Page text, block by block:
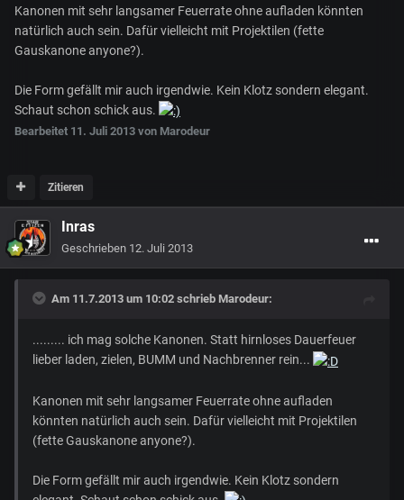
Kanonen mit sehr langsamer Feuerrate ohne aufladen könnten
natürlich auch sein. Dafür vielleicht mit Projektilen (fette
Gauskanone anyone?).
Die Form gefällt mir auch irgendwie. Kein Klotz sondern elegant.
Schaut schon schick aus.
Bearbeitet 11. Juli 2013 von Marodeur
Zitieren
Inras
Geschrieben 12. Juli 2013
Am 11.7.2013 um 10:02 schrieb Marodeur:
......... ich mag solche Kanonen. Statt hirnloses Dauerfeuer
lieber laden, zielen, BUMM und Nachbrenner rein...
Kanonen mit sehr langsamer Feuerrate ohne aufladen
könnten natürlich auch sein. Dafür vielleicht mit Projektilen
(fette Gauskanone anyone?).
Die Form gefällt mir auch irgendwie. Kein Klotz sondern